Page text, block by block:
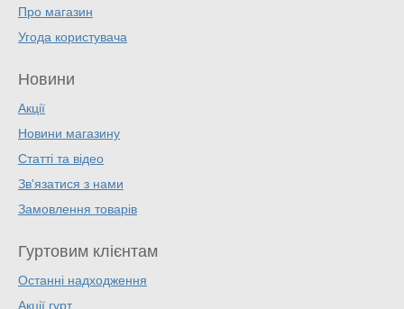
Про магазин
Угода користувача
Новини
Акції
Новини магазину
Статті та відео
Зв'язатися з нами
Замовлення товарів
Гуртовим клієнтам
Останні надходження
Акції гурт